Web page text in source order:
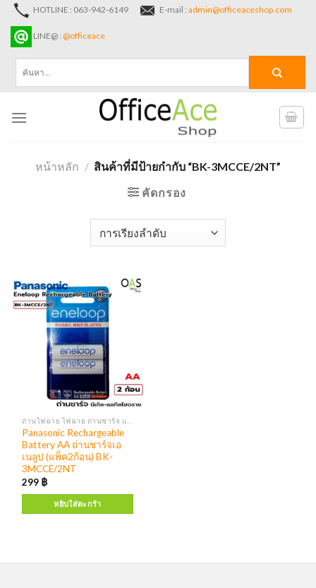
Skip
content
HOTLINE : 063-942-6149 E-mail : admin@officeaceshop.com
LINE@ : @officeace
หน้าหลัก / สินค้าที่มีป้ายกำกับ “BK-3MCCE/2NT”
คัดกรอง
ถ่านไฟฉาย ไฟฉาย ถ่านชาร์จ แท่นชาร์จ
Panasonic Rechargeable
Battery AA ถ่านชาร์จเอ
เนลูป (แพ็ค2ก้อน) BK-
3MCCE/2NT
299 ฿
หยิบใส่ตะกร้า